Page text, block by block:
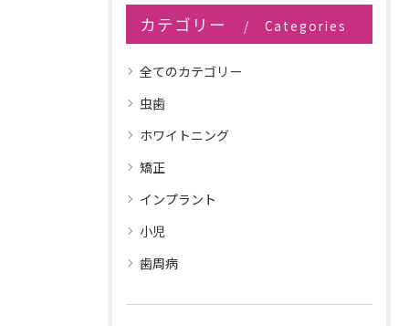
カテゴリー Categories
全てのカテゴリー
虫歯
ホワイトニング
矯正
インプラント
小児
歯周病